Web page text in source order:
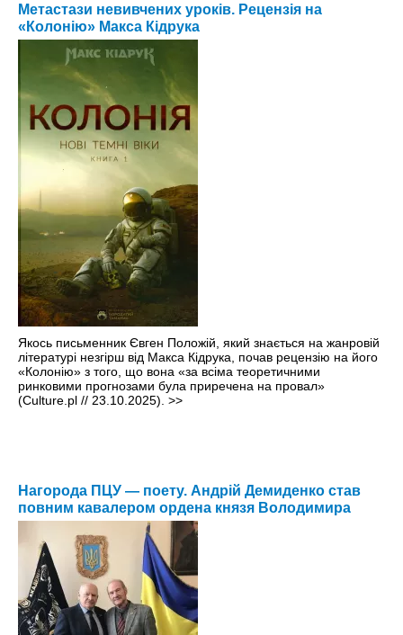
Метастази невивчених уроків. Рецензія на
«Колонію» Макса Кідрука
Якось письменник Євген Положій, який знається на жанровій
літературі незгірш від Макса Кідрука, почав рецензію на його
«Колонію» з того, що вона «за всіма теоретичними
ринковими прогнозами була приречена на провал»
(Culture.pl // 23.10.2025). >>
Нагорода ПЦУ — поету. Андрій Демиденко став
повним кавалером ордена князя Володимира